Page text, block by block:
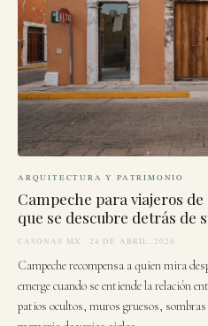
ARQUITECTURA Y PATRIMONIO
Campeche para viajeros
que se descubre detrás de
CASONAS MX · 24 DE ABRIL, 2026
Campeche recompensa a quien mira
emerge cuando se entiende la relación
patios ocultos, muros gruesos,